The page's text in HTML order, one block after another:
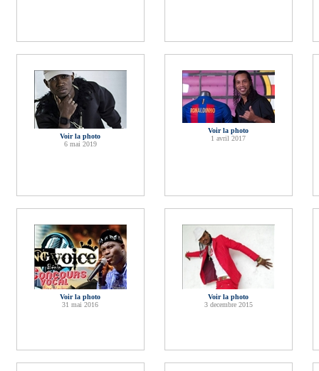
Voir la photo
6 mai 2019
Voir la photo
1 avril 2017
Voir la photo
31 mai 2016
Voir la photo
3 decembre 2015